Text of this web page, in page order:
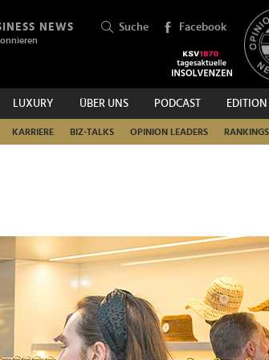
NEWS Suche Facebook
LUXURY ÜBER UNS PODCAST EDITION
KARRIERE BIZ-TALKS OPINION LEADERS RANKINGS
SUCHEN